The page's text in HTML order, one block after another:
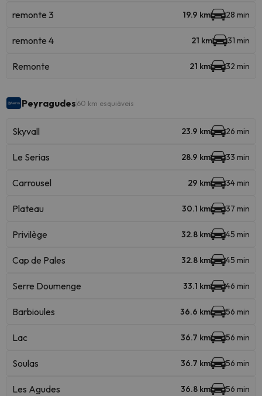
remonte 3 19.9 km 28 min
remonte 4 21 km 31 min
Remonte 21 km 32 min
Peyragudes 60 km esquiáveis
Skyvall 23.9 km 26 min
Le Serias 28.9 km 33 min
Carrousel 29 km 34 min
Plateau 30.1 km 37 min
Privilège 32.8 km 45 min
Cap de Pales 32.8 km 45 min
Serre Doumenge 33.1 km 46 min
Barbioules 36.6 km 56 min
Lac 36.7 km 56 min
Soulas 36.7 km 56 min
Les Agudes 36.8 km 56 min